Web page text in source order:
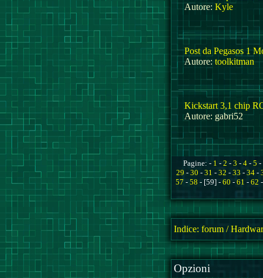
Autore: Kyle
Post da Pegasos 1
Autore: toolkitman
Kickstart 3,1 chip
Autore: gabri52
Pagine: - 1 - 2 - 3 - 4 - 5 -
29 - 30 - 31 - 32 - 33 - 34 -
57 - 58 - [59] - 60 - 61 - 62
Indice: forum /
Opzioni